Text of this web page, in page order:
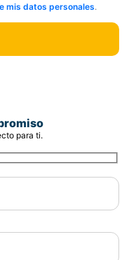
mis datos personales.
para ti.